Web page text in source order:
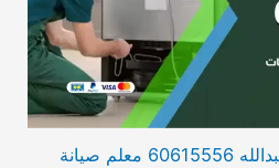
فني تصليح ثلاجات ميناء عبدالله 60615556 معلم صيانة